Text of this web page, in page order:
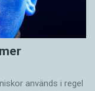
används i regel